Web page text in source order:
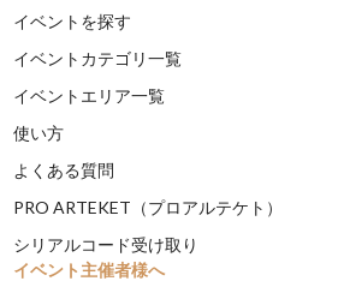
イベントを探す
イベントカテゴリ一覧
イベントエリア一覧
使い方
よくある質問
PRO ARTEKET（プロアルテケト）
シリアルコード受け取り
イベント主催者様へ